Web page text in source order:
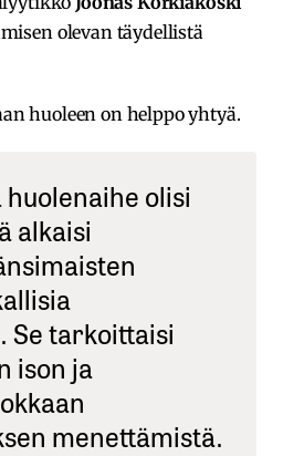
olevan täydellistä
huoleen on helppo yhtyä.
olisi
alkaisi
Se tarkoittaisi
ison ja
menettämistä.